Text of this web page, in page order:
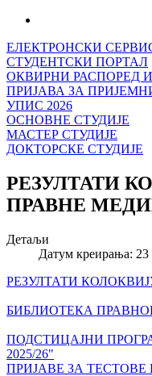
ЕЛЕКТРОНСКИ
СТУДЕНТСКИ ПОРТАЛ
ОКВИРНИ РАСПОРЕД
ПРИЈАВА ЗА
УПИС 2026
ОСНОВНЕ СТУДИЈЕ
МАСТЕР СТУДИЈЕ
ДОКТОРСКЕ СТУДИЈЕ
РЕЗУЛТАТИ
ПРАВНЕ
Детаљи
Датум креирања: 23
РЕЗУЛТАТИ
БИБЛИОТЕКА
ПОДСТИЦАЈНИ
2025/26"
ПРИЈАВЕ ЗА